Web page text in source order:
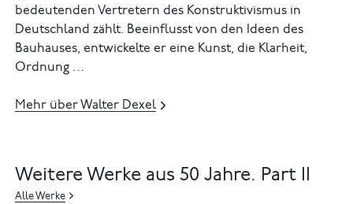
bedeutenden Vertretern des Konstruktivismus in
Deutschland zählt. Beeinflusst von den Ideen des
Bauhauses, entwickelte er eine Kunst, die Klarheit,
Ordnung …
Mehr über Walter Dexel
Weitere Werke aus 50 Jahre. Part II
Alle Werke